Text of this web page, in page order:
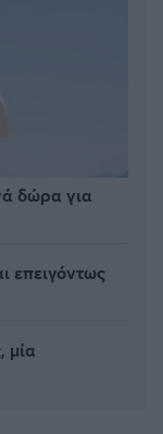
δώρα για
επειγόντως
μία